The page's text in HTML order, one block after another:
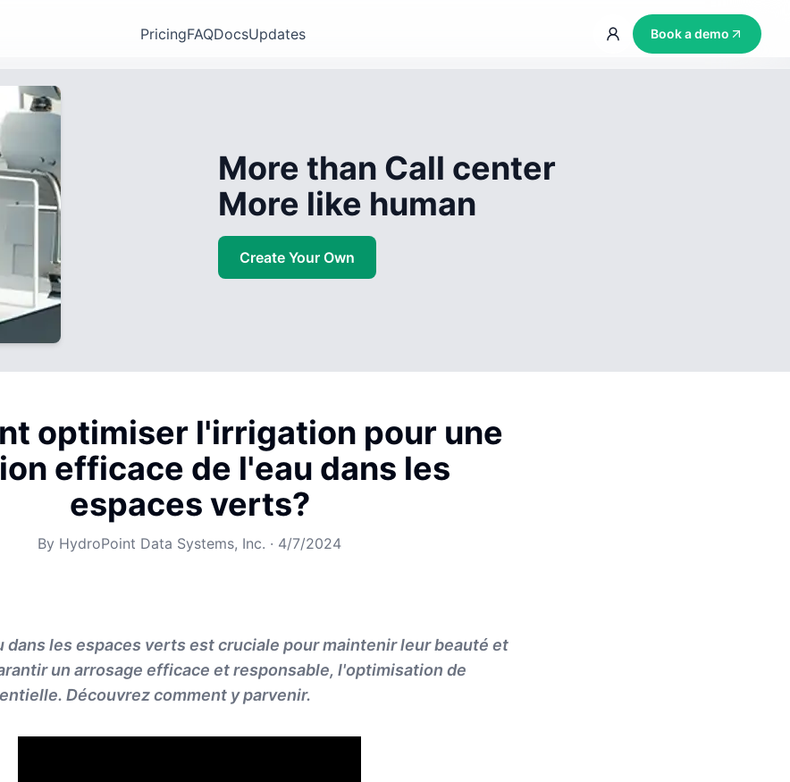
PricingFAQDocsUpdates Book a demo
More than Call center
More like human
Create Your Own
optimiser l'irrigation pour une
efficace de l'eau dans les
espaces verts?
By HydroPoint Data Systems, Inc. · 4/7/2024
dans les espaces verts est cruciale pour maintenir leur beauté et
un arrosage efficace et responsable, l'optimisation de
Découvrez comment y parvenir.